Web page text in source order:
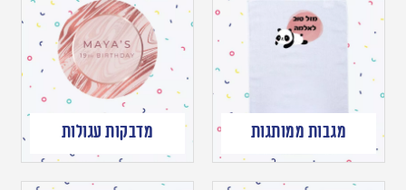
מגבות ממותגות מדבקות עגולות